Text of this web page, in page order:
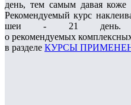
день, тем самым давая коже
Рекомендуемый курс
шеи - 21 день.
о рекомендуемых
в разделе КУРСЫ